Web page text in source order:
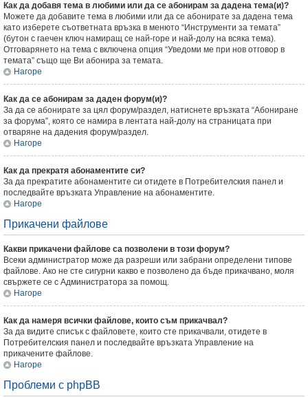
Как да добавя тема в любими или да се абонирам за дадена тема(и)?
Можете да добавите тема в любими или да се абонирате за дадена тема
като изберете съответната връзка в менюто “Инструменти за темата”
(бутон с гаечен ключ намиращ се най-горе и най-долу на всяка тема).
Отговарянето на тема с включена опция “Уведоми ме при нов отговор в
темата” също ще Ви абонира за темата.
Нагоре
Как да се абонирам за даден форум(и)?
За да се абонирате за цял форум/раздел, натиснете връзката “Абониране
за форума”, която се намира в лентата най-долу на страницата при
отваряне на дадения форум/раздел.
Нагоре
Как да прекратя абонаментите си?
За да прекратите абонаментите си отидете в Потребителския панел и
последвайте връзката Управление на абонаментите.
Нагоре
Прикачени файлове
Какви прикачени файлове са позволени в този форум?
Всеки администратор може да разреши или забрани определени типове
файлове. Ако не сте сигурни какво е позволено да бъде прикачвано, моля
свържете се с Администратора за помощ.
Нагоре
Как да намеря всички файлове, които съм прикачвал?
За да видите списък с файловете, които сте прикачвали, отидете в
Потребителския панел и последвайте връзката Управление на
прикачените файлове.
Нагоре
Проблеми с phpBB